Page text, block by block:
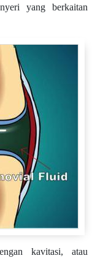
yang berkaitan
kavitasi, atau